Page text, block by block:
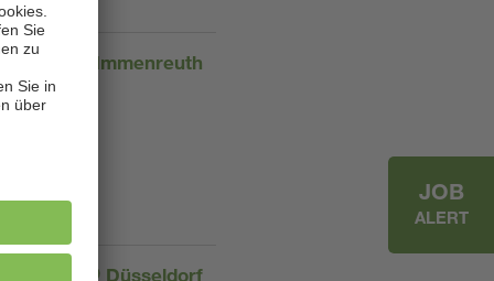
Immenreuth
Düsseldorf
JOB
ALERT